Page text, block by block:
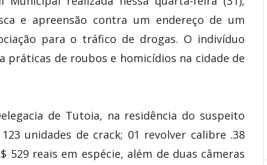
e apreensão contra um endereço de um
para o tráfico de drogas. O indivíduo
de roubos e homicídios na cidade de
de Tutoia, na residência do suspeito
unidades de crack; 01 revolver calibre .38
529 reais em espécie, além de duas câmeras